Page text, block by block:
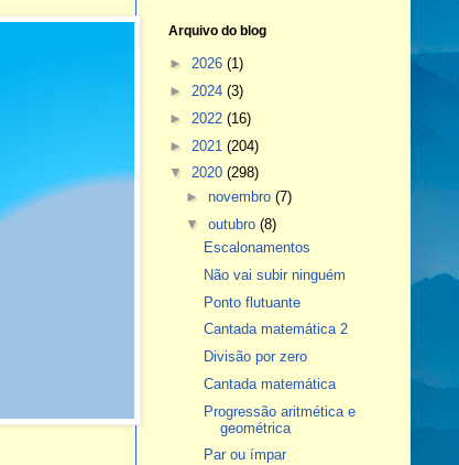
Arquivo do blog
► 2026 (1)
► 2024 (3)
► 2022 (16)
► 2021 (204)
▼ 2020 (298)
►novembro(7)
▼outubro(8)
Escalonamentos
Não vai subir ninguém
Ponto flutuante
Cantada matemática 2
Divisão por zero
Cantada matemática
Progressão aritmética e
geométrica
Par ou ímpar